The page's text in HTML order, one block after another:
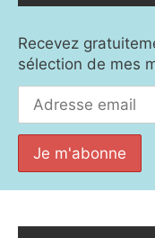
Recevez
sélection de mes